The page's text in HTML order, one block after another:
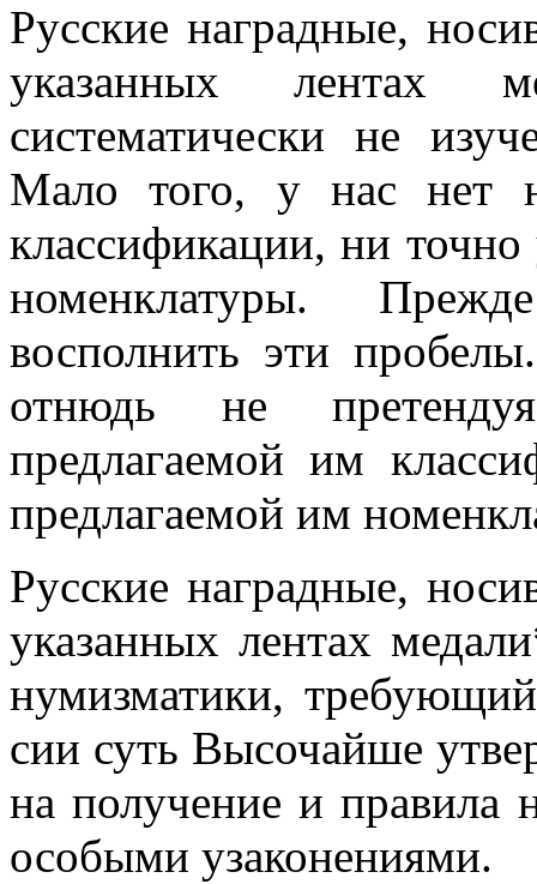
Русские наградные,
указанных лентах
систематически не
Мало того, у нас нет
классификации, ни
номенклатуры.
восполнить эти
отнюдь не
предлагаемой им
предлагаемой им
Русские наградные,
указанных лентах
нумизматики,
сии суть Высочайше
на получение и правила
особыми узаконениями.